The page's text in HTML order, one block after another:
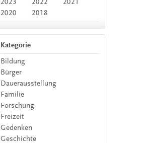
2020
2018
Kategorie
Bildung
Bürger
Dauerausstellung
Familie
Forschung
Freizeit
Gedenken
Geschichte